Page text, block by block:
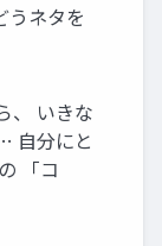
うネタを
、 いきな
自分にと
「コ